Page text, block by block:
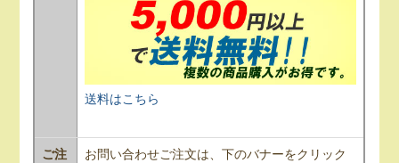
送料はこちら
ご注
お問い合わせご注文は、下のバナーをクリック